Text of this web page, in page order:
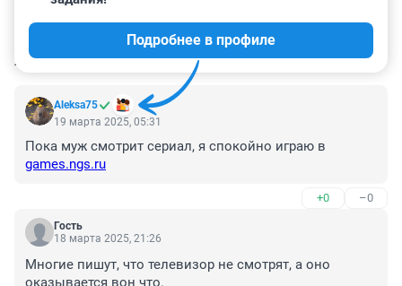
КОММЕНТАРИИ 14
Aleksa75
Подробнее в профиле
19 марта 2025, 05:31
games.ngs.ru
+0 –0
Гость
18 марта 2025, 21:26
Многие пишут, что телевизор не смотрят, а оно
оказывается вон что.